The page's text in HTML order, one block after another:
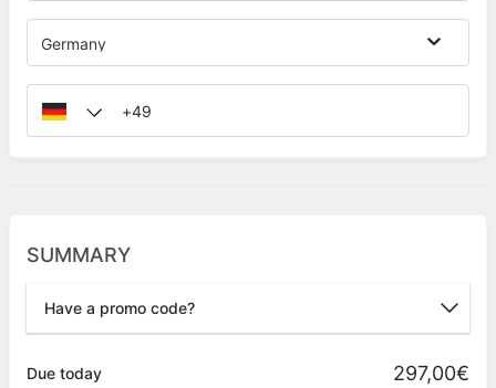
Germany
SUMMARY
Have a promo code?
Due today 297,00€